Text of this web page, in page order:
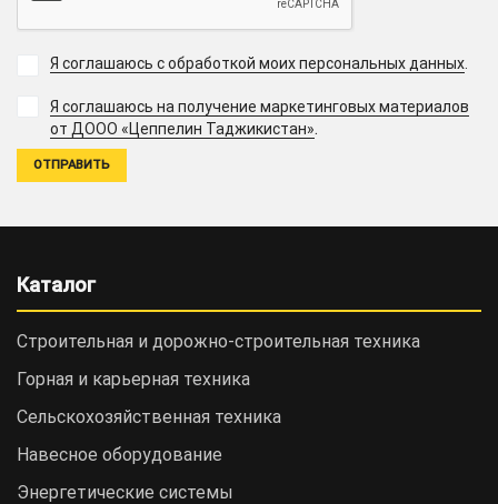
Я соглашаюсь с обработкой моих персональных данных
Я соглашаюсь на получение маркетинговых материалов
от ДООО «Цеппелин Таджикистан».
Каталог
Строительная и дорожно-cтроительная техника
Горная и карьерная техника
Сельскохозяйственная техника
Навесное оборудование
Энергетические системы